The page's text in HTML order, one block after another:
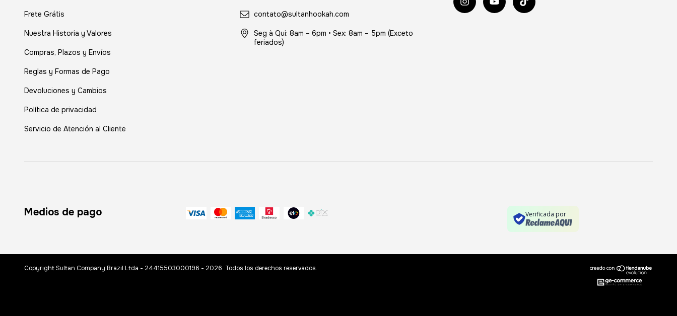
Frete Grátis
Nuestra Historia y Valores
Compras, Plazos y Envíos
Reglas y Formas de Pago
Devoluciones y Cambios
Política de privacidad
Servicio de Atención al Cliente
contato@sultanhookah.com
Seg à Qui: 8am – 6pm • Sex: 8am – 5pm (Exceto
feriados)
Medios de pago Verificada por
Copyright Sultan Company Brazil Ltda - 24415503000196 - 2026. Todos los derechos reservados.